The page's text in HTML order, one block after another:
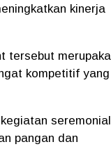
kinerja
tersebut
kompetitif yang
pangan dan